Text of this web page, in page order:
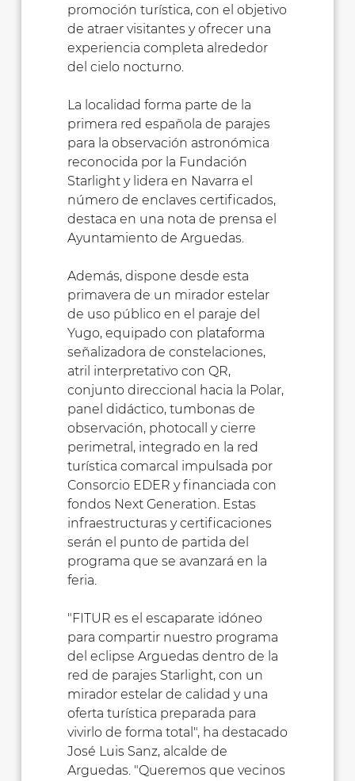
promoción turística, con el objetivo
de atraer visitantes y ofrecer una
experiencia completa alrededor
del cielo nocturno.
La localidad forma parte de la
primera red española de parajes
para la observación astronómica
reconocida por la Fundación
Starlight y lidera en Navarra el
número de enclaves certificados,
destaca en una nota de prensa el
Ayuntamiento de Arguedas.
Además, dispone desde esta
primavera de un mirador estelar
de uso público en el paraje del
Yugo, equipado con plataforma
señalizadora de constelaciones,
atril interpretativo con QR,
conjunto direccional hacia la Polar,
panel didáctico, tumbonas de
observación, photocall y cierre
perimetral, integrado en la red
turística comarcal impulsada por
Consorcio EDER y financiada con
fondos Next Generation. Estas
infraestructuras y certificaciones
serán el punto de partida del
programa que se avanzará en la
feria.
"FITUR es el escaparate idóneo
para compartir nuestro programa
del eclipse Arguedas dentro de la
red de parajes Starlight, con un
mirador estelar de calidad y una
oferta turística preparada para
vivirlo de forma total", ha destacado
José Luis Sanz, alcalde de
Arguedas. "Queremos que vecinos